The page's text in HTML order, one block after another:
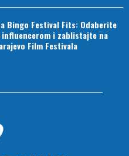
Bingo Festival Fits: Odaberite
i zablistajte na
Film Festivala